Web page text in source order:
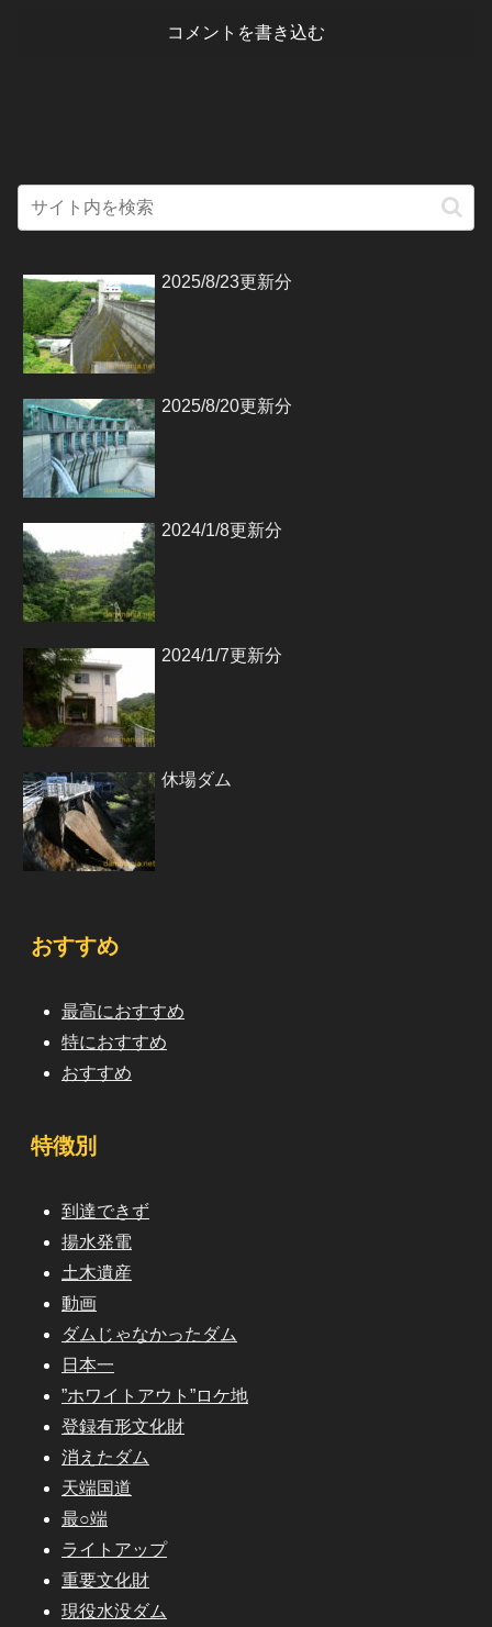
コメントを書き込む
2025/8/23更新分
2025/8/20更新分
2024/1/8更新分
2024/1/7更新分
休場ダム
おすすめ
最高におすすめ
特におすすめ
おすすめ
特徴別
到達できず
揚水発電
土木遺産
動画
ダムじゃなかったダム
日本一
”ホワイトアウト”ロケ地
登録有形文化財
消えたダム
天端国道
最○端
ライトアップ
重要文化財
現役水没ダム